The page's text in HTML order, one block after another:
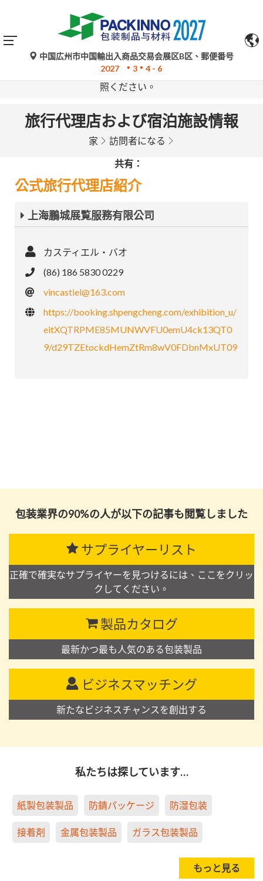
Google翻訳による自動翻訳は参考情報であり、不正確な
場合があります。ご不明な点がある場合は、原文をご参
照ください。
中国広州市中国輸出入商品交易会展区B区、郵便番号
2027
3 4 - 6
旅行代理店および宿泊施設情報
家 訪問者になる
共有：
公式旅行代理店紹介
上海鵬城展覧服務有限公司
カスティエル・バオ
(86) 186 5830 0229
vincastiel@163.com
https://booking.shpengcheng.com/exhibition_u/
eitXQTRPME85MUNWVFU0emU4ck13QT0
9/d29TZEtockdHemZtRm8wV0FDbnMxUT09
包装業界の90%の人が以下の記事も閲覧しました
サプライヤーリスト
正確で確実なサプライヤーを見つけるには、ここをクリッ
クしてください。
製品カタログ
最新かつ最も人気のある包装製品
ビジネスマッチング
新たなビジネスチャンスを創出する
私たちは探しています…
紙製包装製品 防錆パッケージ 防湿包装
接着剤 金属包装製品 ガラス包装製品
もっと見る